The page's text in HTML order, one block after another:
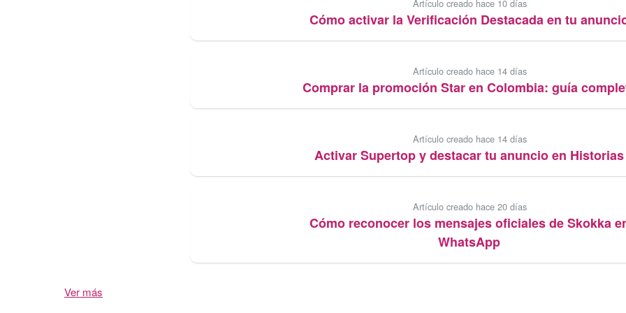
Cómo activar la Verificación Destacada en tu
Artículo creado hace 10 días
Comprar la promoción Star en Colombia: guía
Artículo creado hace 14 días
Activar Supertop y destacar tu anuncio en Historias
Artículo creado hace 14 días
Cómo reconocer los mensajes oficiales de Skokka
WhatsApp
Artículo creado hace 20 días
Ver más